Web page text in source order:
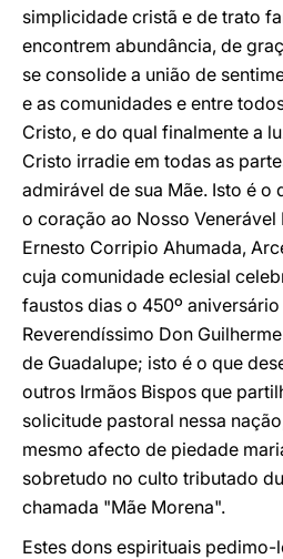
simplicidade cristã e de trato
encontrem abundância, de
se consolide a união de
e as comunidades e entre
Cristo, e do qual finalmente a
Cristo irradie em todas as
admirável de sua Mãe. Isto é o
o coração ao Nosso Venerável
Ernesto Corripio Ahumada,
cuja comunidade eclesial
faustos dias o 450º
Reverendíssimo Don
de Guadalupe; isto é o que
outros Irmãos Bispos que
solicitude pastoral nessa
mesmo afecto de piedade
sobretudo no culto tributado
chamada "Mãe Morena".
Estes dons espirituais pedimo-